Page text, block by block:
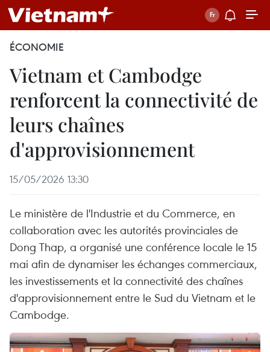
ÉCONOMIE
Vietnam et Cambodge
renforcent la connectivité de
leurs chaînes
d'approvisionnement
15/05/2026 13:30
Le ministère de l'Industrie et du Commerce, en
collaboration avec les autorités provinciales de
Dong Thap, a organisé une conférence locale le 15
mai afin de dynamiser les échanges commerciaux,
les investissements et la connectivité des chaînes
d'approvisionnement entre le Sud du Vietnam et le
Cambodge.